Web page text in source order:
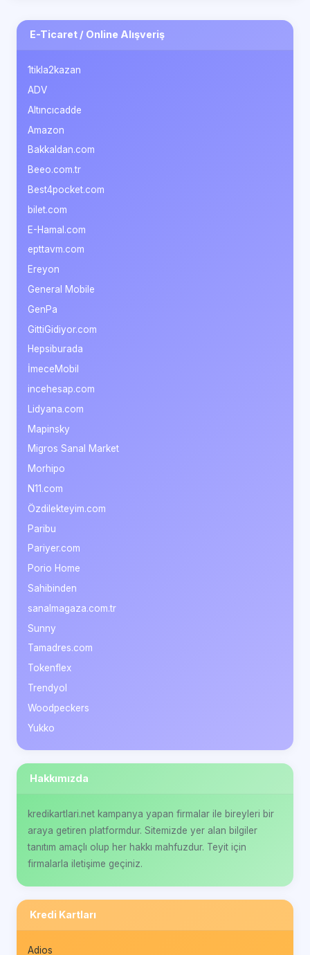
E-Ticaret / Online Alışveriş
1tikla2kazan
ADV
Altıncıcadde
Amazon
Bakkaldan.com
Beeo.com.tr
Best4pocket.com
bilet.com
E-Hamal.com
epttavm.com
Ereyon
General Mobile
GenPa
GittiGidiyor.com
Hepsiburada
İmeceMobil
incehesap.com
Lidyana.com
Mapinsky
Migros Sanal Market
Morhipo
N11.com
Özdilekteyim.com
Paribu
Pariyer.com
Porio Home
Sahibinden
sanalmagaza.com.tr
Sunny
Tamadres.com
Tokenflex
Trendyol
Woodpeckers
Yukko
Hakkımızda
kredikartlari.net kampanya yapan firmalar ile bireyleri bir
araya getiren platformdur. Sitemizde yer alan bilgiler
tanıtım amaçlı olup her hakkı mahfuzdur. Teyit için
firmalarla iletişime geçiniz.
Kredi Kartları
Adios